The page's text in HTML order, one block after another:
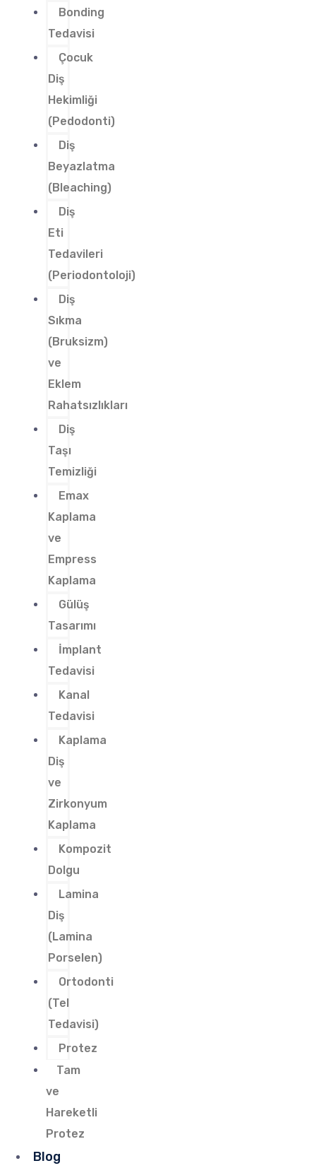
Bonding
Tedavisi
Çocuk
Diş
Hekimliği
(Pedodonti)
Diş
Beyazlatma
(Bleaching)
Diş
Eti
Tedavileri
(Periodontoloji)
Diş
Sıkma
(Bruksizm)
ve
Eklem
Rahatsızlıkları
Diş
Taşı
Temizliği
Emax
Kaplama
ve
Empress
Kaplama
Gülüş
Tasarımı
İmplant
Tedavisi
Kanal
Tedavisi
Kaplama
Diş
ve
Zirkonyum
Kaplama
Kompozit
Dolgu
Lamina
Diş
(Lamina
Porselen)
Ortodonti
(Tel
Tedavisi)
Protez
Tam
ve
Hareketli
Protez
Blog